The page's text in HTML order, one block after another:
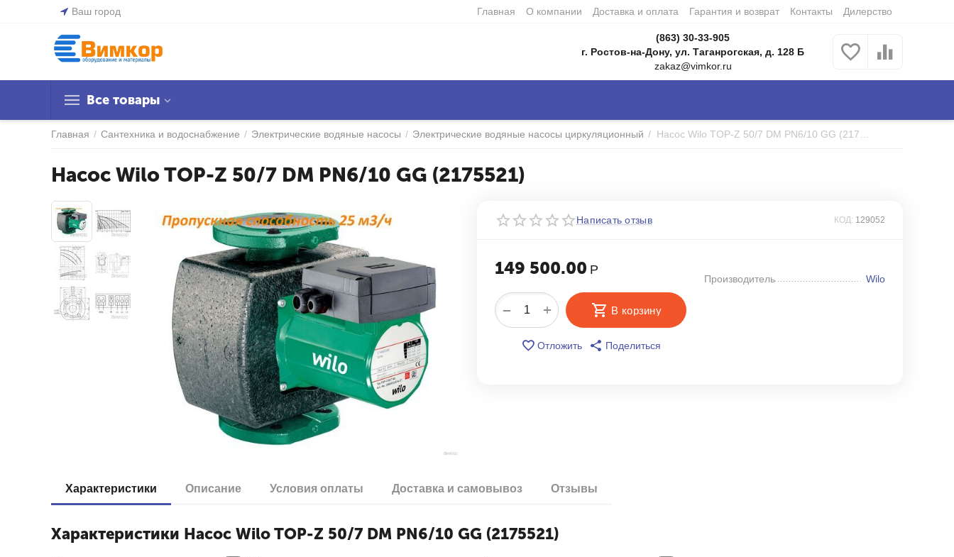
Ваш город Главная О компании Доставка и оплата Гарантия и возврат Контакты Дилерство
(863) 30-33-905
г. Ростов-на-Дону, ул. Таганрогская, д. 128 Б
zakaz@vimkor.ru
Все товары
Главная / Сантехника и водоснабжение / Электрические водяные насосы / Электрические водяные насосы циркуляционный /
Насос Wilo TOP-Z 50/7 DM PN6/10 GG (2175521)
Написать отзыв КОД: 129052
149 500.00 Р
+
− В корзину
Отложить Поделиться
Производитель Wilo
Характеристики Описание Условия оплаты Доставка и самовывоз Отзывы
Характеристики Насос Wilo TOP-Z 50/7 DM PN6/10 GG (2175521)